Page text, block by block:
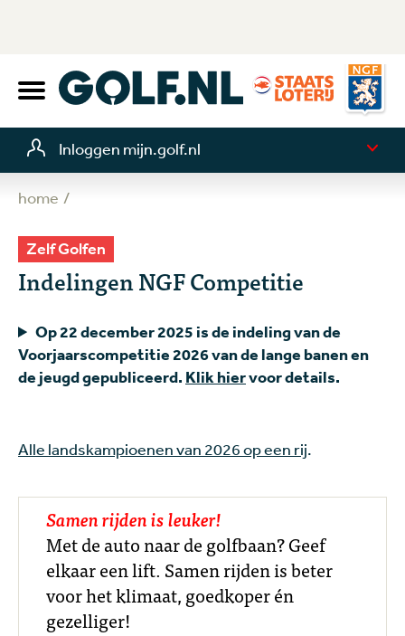
Inloggen mijn.golf.nl
home
Zelf Golfen
Indelingen NGF Competitie
Op 22 december 2025 is de indeling van de
Voorjaarscompetitie 2026 van de lange banen en
de jeugd gepubliceerd. Klik hiervoor details.
Alle landskampioenen van 2026 op een rij.
Samen rijden is leuker!
Met de auto naar de golfbaan? Geef
elkaar een lift. Samen rijden is beter
voor het klimaat, goedkoper én
gezelliger!